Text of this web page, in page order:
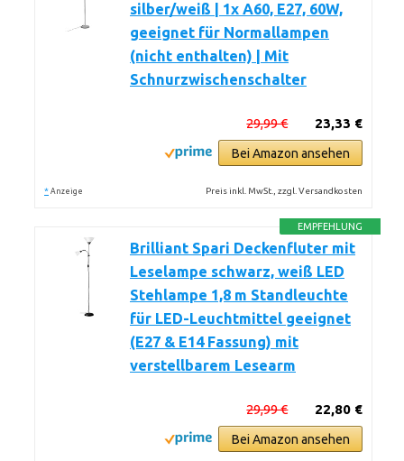
silber/weiß | 1x A60, E27, 60W,
geeignet für Normallampen
(nicht enthalten) | Mit
Schnurzwischenschalter
23,33 €
29,99 €
Bei Amazon ansehen
* Anzeige Preis inkl. MwSt., zzgl. Versandkosten
EMPFEHLUNG
Brilliant Spari Deckenfluter mit
Leselampe schwarz, weiß LED
Stehlampe 1,8 m Standleuchte
für LED-Leuchtmittel geeignet
(E27 & E14 Fassung) mit
verstellbarem Lesearm
22,80 €
29,99 €
Bei Amazon ansehen